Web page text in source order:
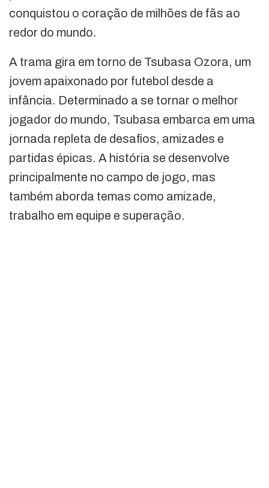
conquistou o coração de milhões de fãs ao
redor do mundo.
A trama gira em torno de Tsubasa Ozora, um
jovem apaixonado por futebol desde a
infância. Determinado a se tornar o melhor
jogador do mundo, Tsubasa embarca em uma
jornada repleta de desafios, amizades e
partidas épicas. A história se desenvolve
principalmente no campo de jogo, mas
também aborda temas como amizade,
trabalho em equipe e superação.